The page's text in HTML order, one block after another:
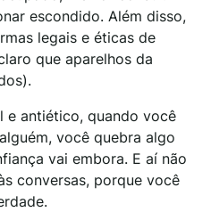
escondido. Além disso,
legais e éticas de
que aparelhos da
e antiético, quando você
você quebra algo
vai embora. E aí não
conversas, porque você